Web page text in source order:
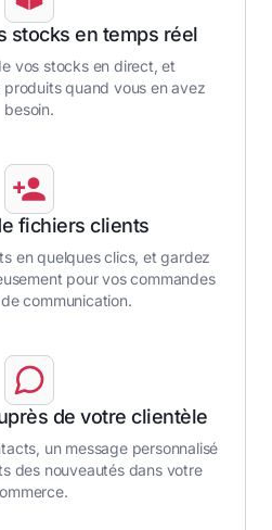
stocks en temps réel
vos stocks en direct, et
quand vous en avez
besoin.
fichiers clients
en quelques clics, et gardez
pour vos commandes
communication.
de votre clientèle
un message personnalisé
des nouveautés dans votre